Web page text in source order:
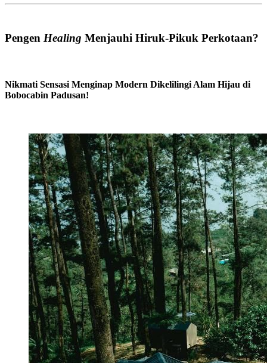
Pengen Healing Menjauhi Hiruk-Pikuk Perkotaan?
Nikmati Sensasi Menginap Modern Dikelilingi Alam Hijau di
Bobocabin Padusan!